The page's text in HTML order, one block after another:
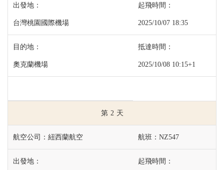
台灣桃園國際機場 2025/10/07 18:35
奧克蘭機場 2025/10/08 10:15+1
2
紐西蘭航空 NZ547